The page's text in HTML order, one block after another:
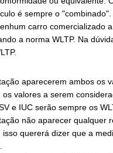
é sempre o "combinado".
carro comercializado
a norma WLTP. Na
aparecerem ambos os
os valores a serem
e IUC serão sempre os
não aparecer qualquer
isso quererá dizer que a